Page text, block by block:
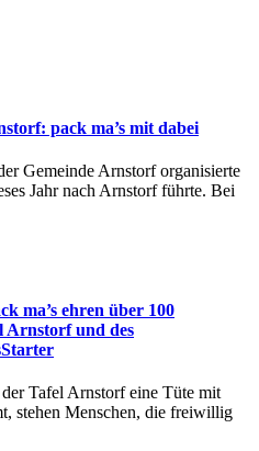
pack ma’s mit dabei
Gemeinde Arnstorf organisierte
Jahr nach Arnstorf führte. Bei
ma’s ehren über 100
Arnstorf und des
Tafel Arnstorf eine Tüte mit
stehen Menschen, die freiwillig